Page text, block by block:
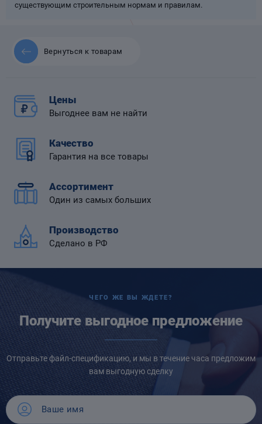
существующим строительным нормам и правилам.
Вернуться к товарам
Цены
Выгоднее вам не найти
Качество
Гарантия на все товары
Ассортимент
Один из самых больших
Производство
Сделано в РФ
ЧЕГО ЖЕ ВЫ ЖДЕТЕ?
Получите выгодное предложение
Отправьте файл-спецификацию, и мы в течение часа предложим
вам выгодную сделку